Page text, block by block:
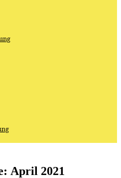
April 2021